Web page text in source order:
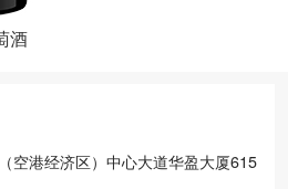
酒
空港经济区）中心大道华盈大厦615